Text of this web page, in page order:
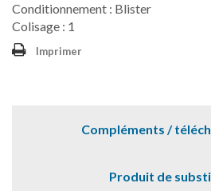
Conditionnement : Blister
Colisage : 1
Imprimer
Compléments /
Produit de